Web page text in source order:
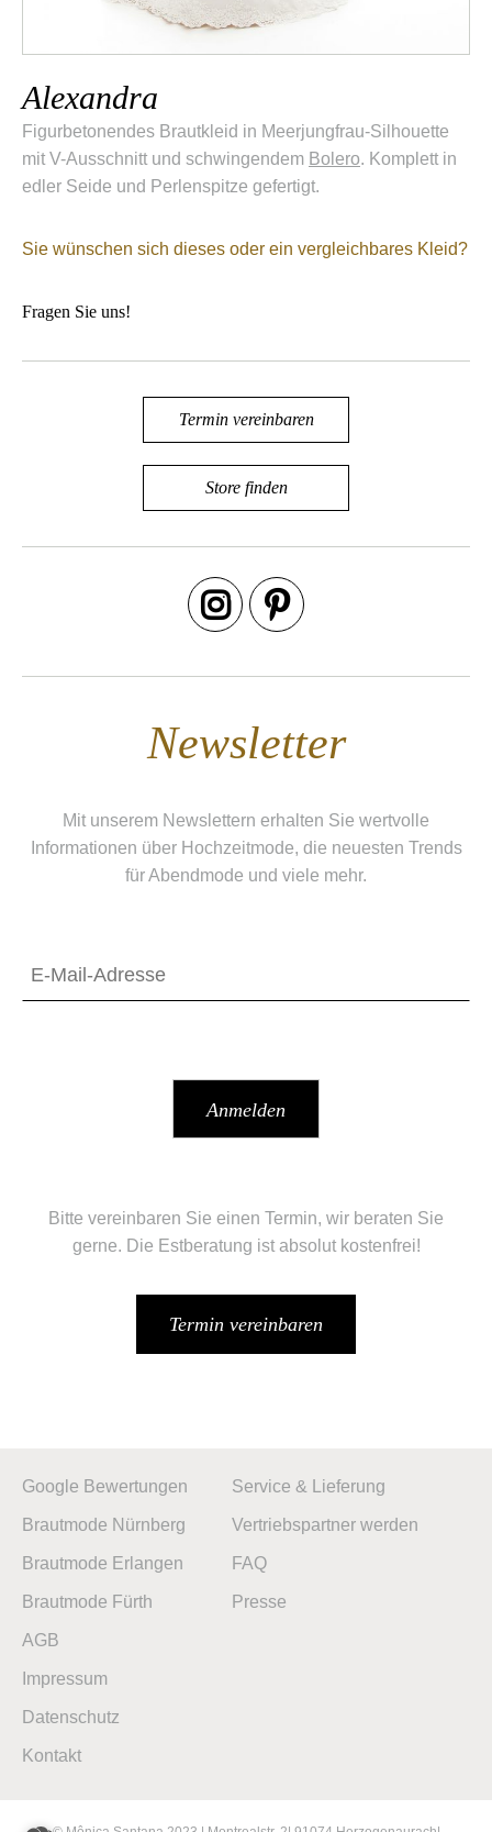
Alexandra
Figurbetonendes Brautkleid in Meerjungfrau-Silhouette
mit V-Ausschnitt und schwingendem Bolero. Komplett in
edler Seide und Perlenspitze gefertigt.
Sie wünschen sich dieses oder ein vergleichbares Kleid?
Fragen Sie uns!
Termin vereinbaren
Store finden
Newsletter
Mit unserem Newslettern erhalten Sie wertvolle
Informationen über Hochzeitmode, die neuesten Trends
für Abendmode und viele mehr.
Bitte vereinbaren Sie einen Termin, wir beraten Sie
gerne. Die Estberatung ist absolut kostenfrei!
Termin vereinbaren
Google Bewertungen
Brautmode Nürnberg
Brautmode Erlangen
Brautmode Fürth
Service & Lieferung
Vertriebspartner werden
FAQ
Presse
AGB
Impressum
Datenschutz
Kontakt